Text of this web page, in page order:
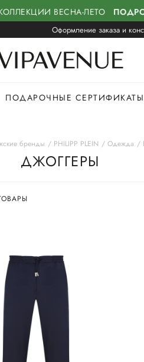
ВЕСНА-ЛЕТО
Оформление заказа и
ПОДАРОЧНЫЕ СЕРТИФИКАТЫ
бренды PHILIPP PLEIN Одежда
ДЖОГГЕРЫ